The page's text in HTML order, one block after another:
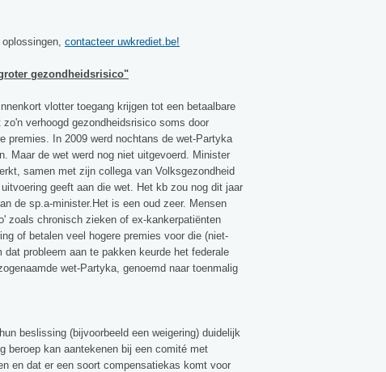
contacteer uwkrediet.be!
gezondheidsrisico"
vlotter toegang krijgen tot een betaalbare
verhoogd gezondheidsrisico soms door
premies. In 2009 werd nochtans de wet-Partyka
Maar de wet werd nog niet uitgevoerd. Minister
samen met zijn collega van Volksgezondheid
geeft aan die wet. Het kb zou nog dit jaar
de sp.a-minister.Het is een oud zeer. Mensen
zoals chronisch zieken of ex-kankerpatiënten
of betalen veel hogere premies voor die (niet-
probleem aan te pakken keurde het federale
wet-Partyka, genoemd naar toenmalig
beslissing (bijvoorbeeld een weigering) duidelijk
beroep kan aantekenen bij een comité met
en dat er een soort compensatiekas komt voor